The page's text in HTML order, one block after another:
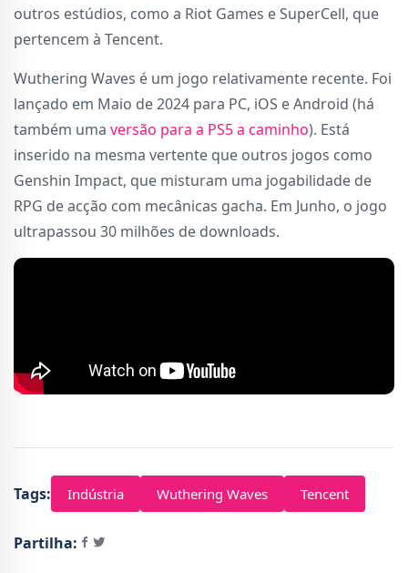
outros estúdios, como a Riot Games e SuperCell, que
pertencem à Tencent.
Wuthering Waves é um jogo relativamente recente. Foi
lançado em Maio de 2024 para PC, iOS e Android (há
também uma versão para a PS5 a caminho). Está
inserido na mesma vertente que outros jogos como
Genshin Impact, que misturam uma jogabilidade de
RPG de acção com mecânicas gacha. Em Junho, o jogo
ultrapassou 30 milhões de downloads.
Tags: Indústria Wuthering Waves Tencent
Partilha: